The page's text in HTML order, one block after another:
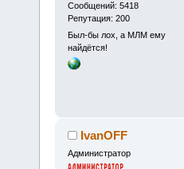
Сообщений: 5418
Репутация: 200
Был-бы лох, а МЛМ ему
найдётся!
IvanOFF
Администратор